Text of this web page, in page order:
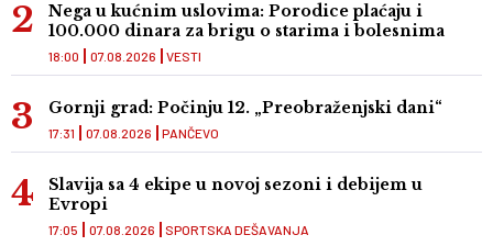
Nega u kućnim uslovima: Porodice plaćaju i
100.000 dinara za brigu o starima i bolesnima
VESTI
18:00 07.08.2026
Gornji grad: Počinju 12. „Preobraženjski dani“
PANČEVO
17:31 07.08.2026
Slavija sa 4 ekipe u novoj sezoni i debijem u
Evropi
SPORTSKA DEŠAVANJA
17:05 07.08.2026